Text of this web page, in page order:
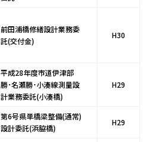
前田浦橋修繕設計業務委
託(交付金)
H30
平成28年度市道伊津部
勝･名瀬勝･小湊線測量設
計業務委託(小湊橋)
H29
第6号県単橋梁整備(通常)
設計委託(浜脇橋)
H29